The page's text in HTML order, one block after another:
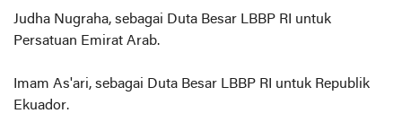
Judha Nugraha, sebagai Duta Besar LBBP RI untuk
Persatuan Emirat Arab.
Imam As'ari, sebagai Duta Besar LBBP RI untuk Republik
Ekuador.